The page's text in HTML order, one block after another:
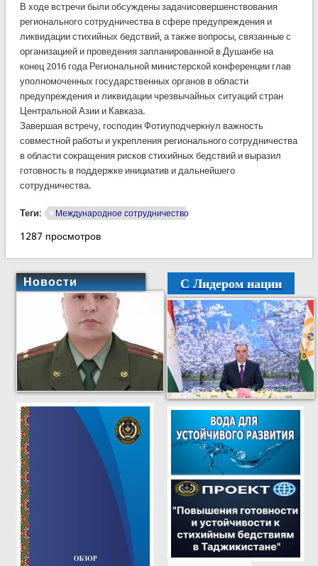
В ходе встречи были обсуждены задачисовершенствования
регионального сотрудничества в сфере предупреждения и
ликвидации стихийных бедствий, а также вопросы, связанные с
организацией и проведения запланированной в Душанбе на
конец 2016 года Региональной министерской конференции глав
уполномоченных государственных органов в области
предупреждения и ликвидации чрезвычайных ситуаций стран
Центральной Азии и Кавказа.
Завершая встречу, господин Фотиуподчеркнул важность
совместной работы и укрепления регионального сотрудничества
в области сокращения рисков стихийных бедствий и выразил
готовность в поддержке инициатив и дальнейшего
сотрудничества.
Теги: Международное сотрудничество
1287 просмотров
Новости С Лидером нации